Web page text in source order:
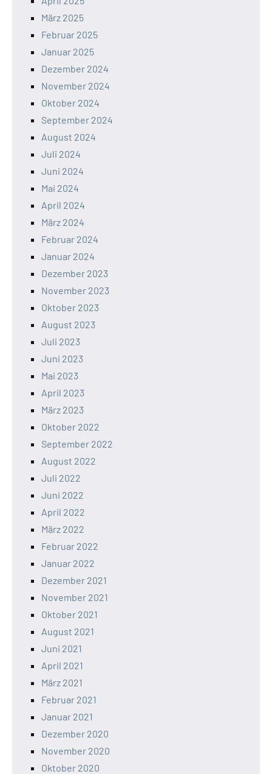
März 2025
Februar 2025
Januar 2025
Dezember 2024
November 2024
Oktober 2024
September 2024
August 2024
Juli 2024
Juni 2024
Mai 2024
April 2024
März 2024
Februar 2024
Januar 2024
Dezember 2023
November 2023
Oktober 2023
August 2023
Juli 2023
Juni 2023
Mai 2023
April 2023
März 2023
Oktober 2022
September 2022
August 2022
Juli 2022
Juni 2022
April 2022
März 2022
Februar 2022
Januar 2022
Dezember 2021
November 2021
Oktober 2021
August 2021
Juni 2021
April 2021
März 2021
Februar 2021
Januar 2021
Dezember 2020
November 2020
Oktober 2020